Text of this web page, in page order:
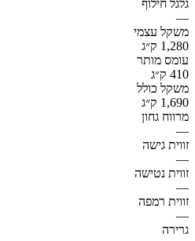
גלגל חילוף
—
משקל עצמי
1,280 ק״ג
עומס מותר
410 ק״ג
משקל כולל
1,690 ק״ג
מרווח גחון
—
זווית גישה
—
זווית נטישה
—
זווית רמפה
—
גרירה